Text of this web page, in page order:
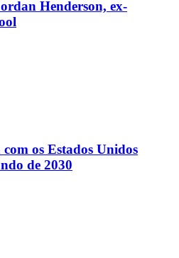
Henderson, ex-
os Estados Unidos
de 2030